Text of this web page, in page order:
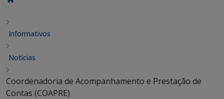
Informativos
Notícias
Coordenadoria de Acompanhamento e Prestação de
Contas (COAPRE)